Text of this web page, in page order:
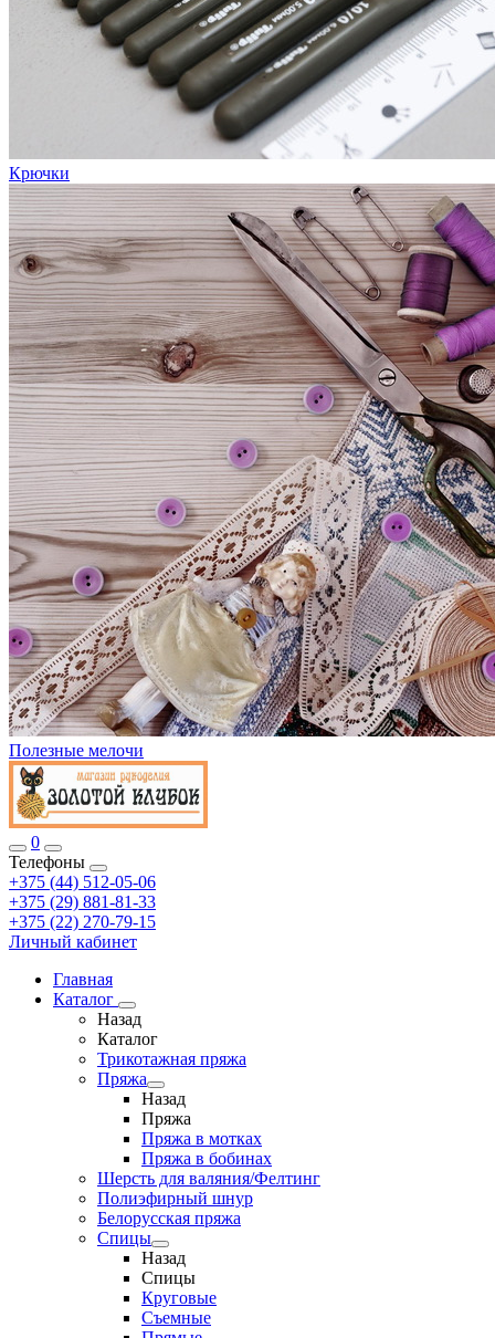
Крючки
Полезные мелочи
0
Телефоны
+375 (44) 512-05-06
+375 (29) 881-81-33
+375 (22) 270-79-15
Личный кабинет
Главная
Каталог
Назад
Каталог
Трикотажная пряжа
Пряжа
Назад
Пряжа
Пряжа в мотках
Пряжа в бобинах
Шерсть для валяния/Фелтинг
Полиэфирный шнур
Белорусская пряжа
Спицы
Назад
Спицы
Круговые
Съемные